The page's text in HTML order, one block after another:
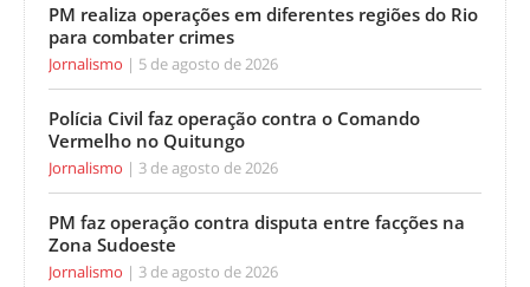
PM realiza operações em diferentes regiões do Rio
para combater crimes
Jornalismo 5 de agosto de 2026
Polícia Civil faz operação contra o Comando
Vermelho no Quitungo
Jornalismo 3 de agosto de 2026
PM faz operação contra disputa entre facções na
Zona Sudoeste
Jornalismo 3 de agosto de 2026